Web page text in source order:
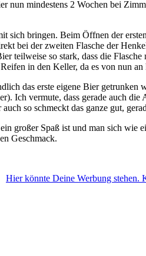
nun mindestens 2 Wochen bei
sich bringen. Beim Öffnen der
bei der zweiten Flasche der
teilweise so stark, dass die
in den Keller, da es von nun
das erste eigene Bier
Ich vermute, dass gerade auch
so schmeckt das ganze gut,
großer Spaß ist und man sich
Geschmack.
Hier könnte Deine Werbung stehen.